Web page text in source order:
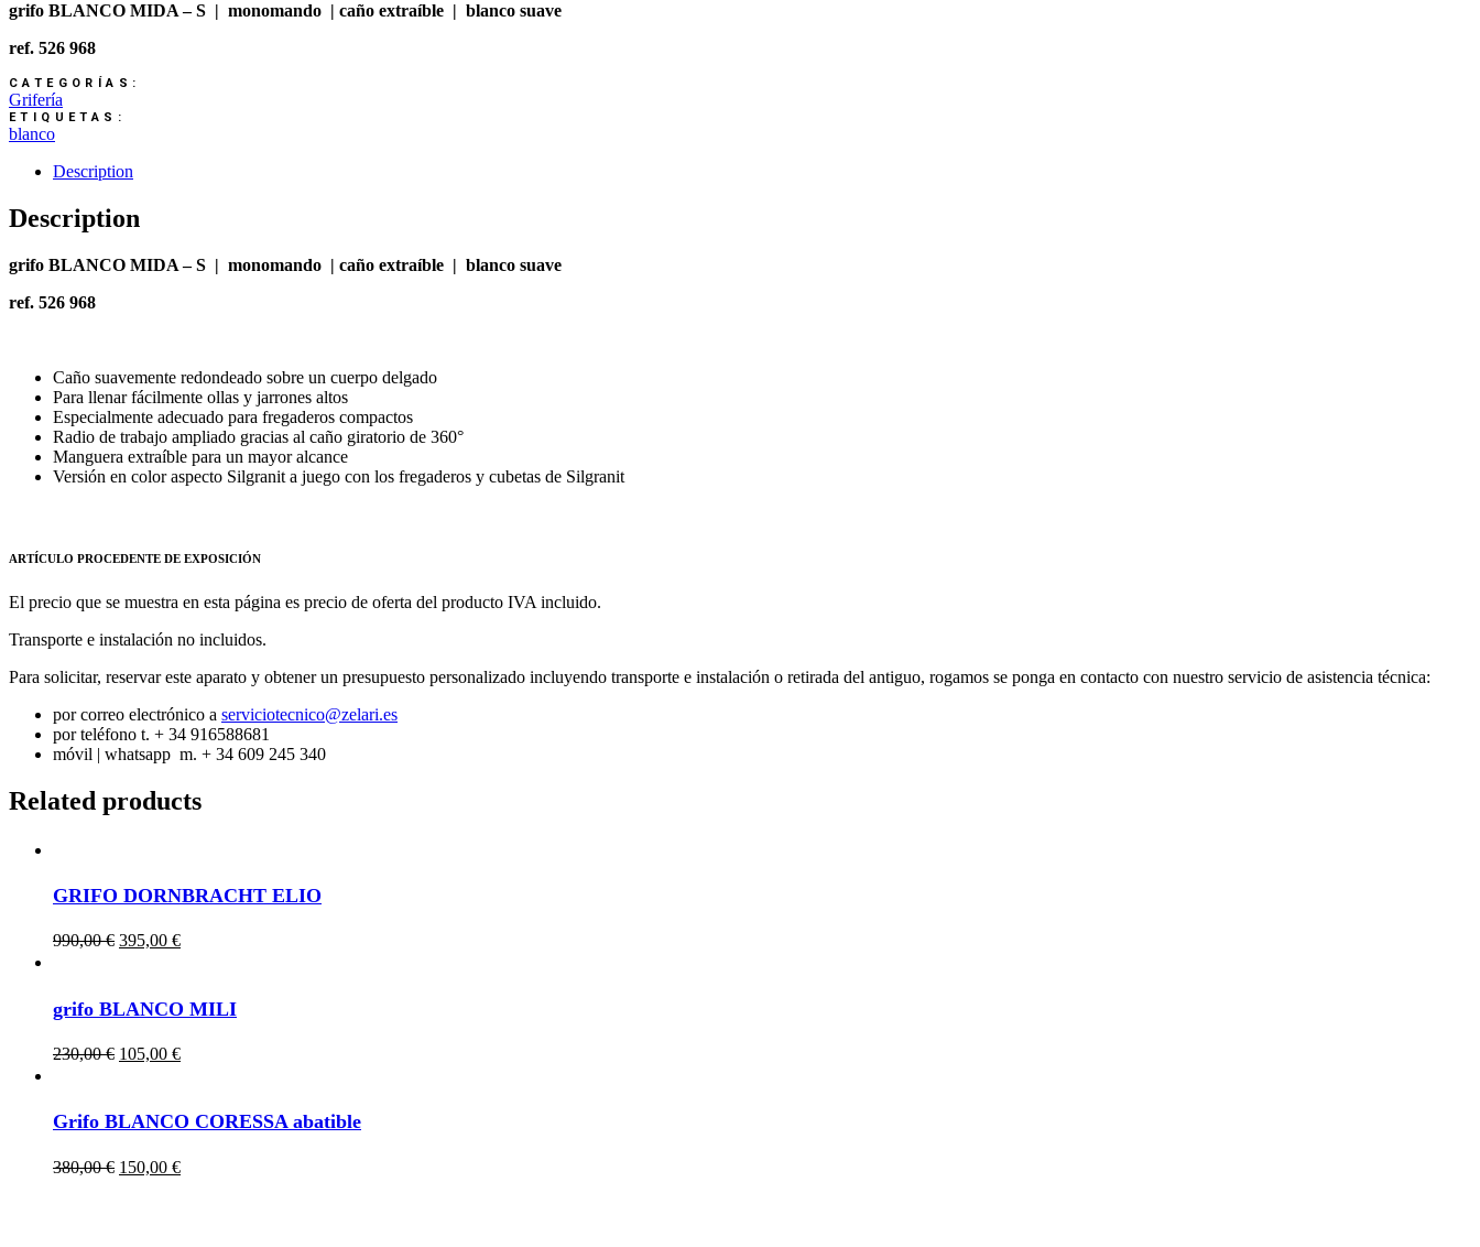
was:
is:
grifo BLANCO MIDA – S | monomando | caño extraíble | blanco suave
ref. 526 968
Grifería
blanco
Description
Description
grifo BLANCO MIDA – S | monomando | caño extraíble | blanco suave
ref. 526 968
Caño suavemente redondeado sobre un cuerpo delgado
Para llenar fácilmente ollas y jarrones altos
Especialmente adecuado para fregaderos compactos
Radio de trabajo ampliado gracias al caño giratorio de 360°
Manguera extraíble para un mayor alcance
Versión en color aspecto Silgranit a juego con los fregaderos y cubetas de Silgranit
ARTÍCULO PROCEDENTE DE EXPOSICIÓN
El precio que se muestra en esta página es precio de oferta del producto IVA incluido.
Transporte e instalación no incluidos.
Para solicitar, reservar este aparato y obtener un presupuesto personalizado incluyendo transporte e instalación o retirada del antiguo, rogamos se ponga en contacto con nuestro servicio de asistencia técnica:
por correo electrónico a serviciotecnico@zelari.es
por teléfono t. + 34 916588681
móvil | whatsapp m. + 34 609 245 340
Related products
GRIFO DORNBRACHT ELIO
990,00€ Original
990,00 €.
395,00 €Current
395,00 €.
grifo BLANCO MILI
230,00€ Original
230,00 €.
105,00 €Current
105,00 €.
Grifo BLANCO CORESSA abatible
380,00€ Original
150,00 €Current